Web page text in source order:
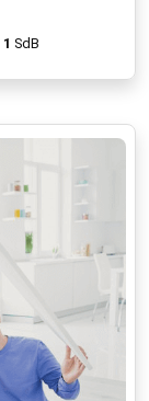
1 SdB